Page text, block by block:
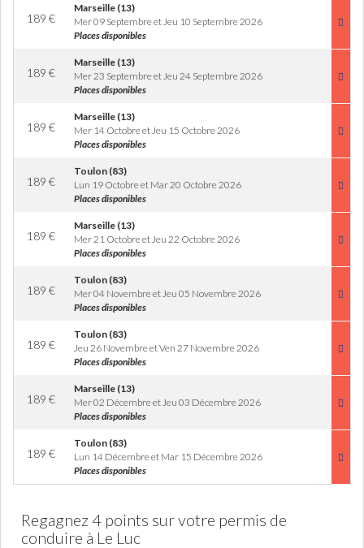
189 €
Marseille (13)
Mer 09 Septembre et Jeu 10 Septembre 2026
Places disponibles
189 €
Marseille (13)
Mer 23 Septembre et Jeu 24 Septembre 2026
Places disponibles
189 €
Marseille (13)
Mer 14 Octobre et Jeu 15 Octobre 2026
Places disponibles
189 €
Toulon (83)
Lun 19 Octobre et Mar 20 Octobre 2026
Places disponibles
189 €
Marseille (13)
Mer 21 Octobre et Jeu 22 Octobre 2026
Places disponibles
189 €
Toulon (83)
Mer 04 Novembre et Jeu 05 Novembre 2026
Places disponibles
189 €
Toulon (83)
Jeu 26 Novembre et Ven 27 Novembre 2026
Places disponibles
189 €
Marseille (13)
Mer 02 Décembre et Jeu 03 Décembre 2026
Places disponibles
189 €
Toulon (83)
Lun 14 Décembre et Mar 15 Décembre 2026
Places disponibles
Regagnez 4 points sur votre permis de
conduire à Le Luc